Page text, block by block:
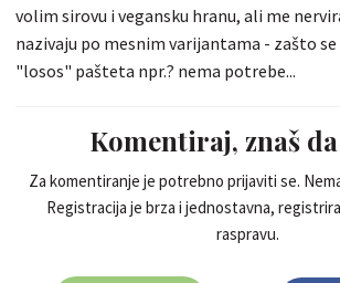
volim sirovu i vegansku hranu, ali me
nazivaju po mesnim varijantama - zašto
"losos" pašteta npr.? nema potrebe...
Komentiraj, znaš
Za komentiranje je potrebno prijaviti se.
Registracija je brza i jednostavna,
raspravu.